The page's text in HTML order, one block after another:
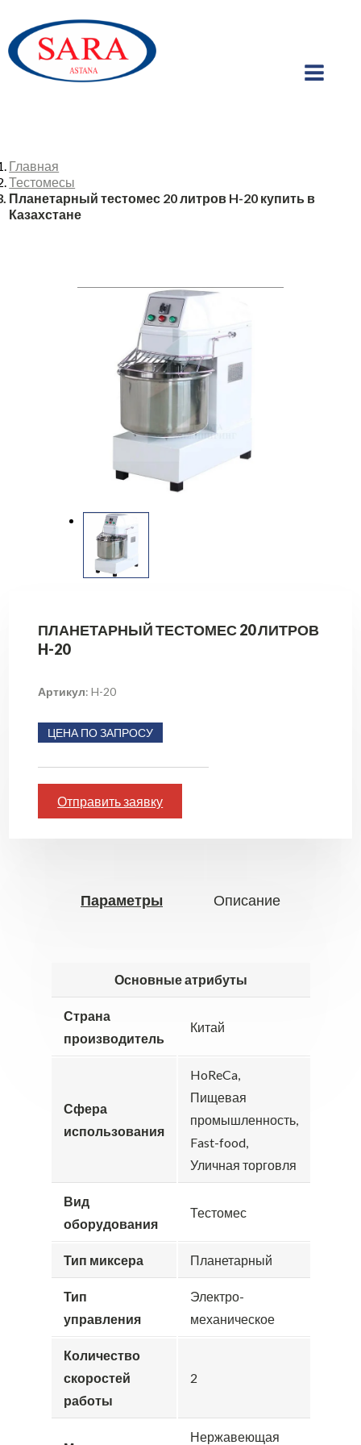
Главная
Тестомесы
Планетарный тестомес 20 литров H-20 купить в
Казахстане
ПЛАНЕТАРНЫЙ ТЕСТОМЕС 20 ЛИТРОВ
H-20
Артикул: H-20
ЦЕНА ПО ЗАПРОСУ
Отправить заявку
Параметры Описание
Основные атрибуты
Страна
производитель
Китай
Сфера
использования
HoReCa,
Пищевая
промышленность,
Fast-food,
Уличная торговля
Вид
оборудования
Тестомес
Тип миксера Планетарный
Тип
управления
Электро-
механическое
Количество
скоростей
работы
2
Нержавеющая